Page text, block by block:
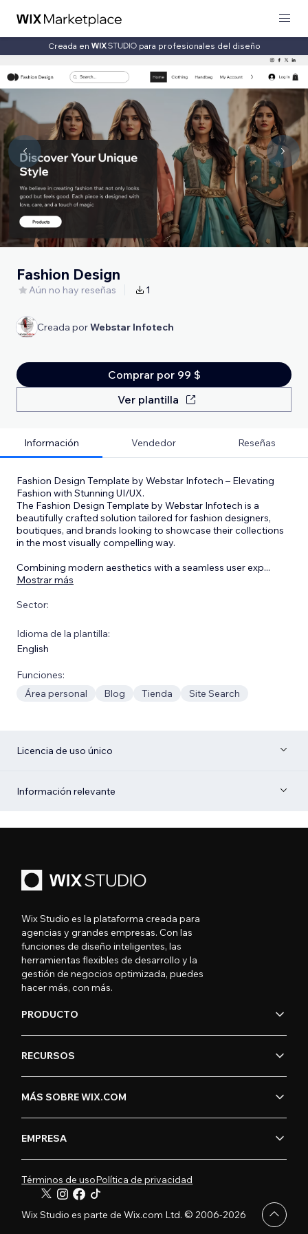
Creada en para profesionales del diseño
Fashion Design
Aún no hay reseñas 1
Creada porWebstar Infotech
Comprar por 99 $
Ver plantilla
Información Vendedor Reseñas
Fashion Design Template by Webstar Infotech – Elevating
Fashion with Stunning UI/UX.
The Fashion Design Template by Webstar Infotech is a
beautifully crafted solution tailored for fashion designers,
boutiques, and brands looking to showcase their collections
in the most visually compelling way.
Combining modern aesthetics with a seamless user exp...
Mostrar más
Sector:
Idioma de la plantilla:
English
Funciones:
Área personal
Blog Tienda Site Search
Licencia de uso único
Información relevante
Wix Studio es la plataforma creada para
agencias y grandes empresas. Con las
funciones de diseño inteligentes, las
herramientas flexibles de desarrollo y la
gestión de negocios optimizada, puedes
hacer más, con más.
PRODUCTO
RECURSOS
MÁS SOBRE WIX.COM
EMPRESA
Términos de usoPolítica de privacidad
Wix Studio es parte de Wix.com Ltd. © 2006-2026